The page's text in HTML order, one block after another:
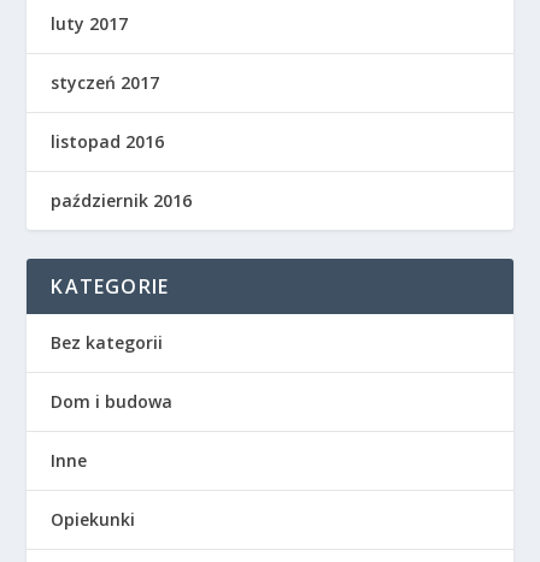
luty 2017
styczeń 2017
listopad 2016
październik 2016
KATEGORIE
Bez kategorii
Dom i budowa
Inne
Opiekunki